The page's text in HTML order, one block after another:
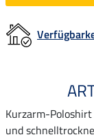
Kurzarm-
und